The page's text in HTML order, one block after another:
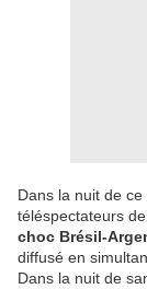
Dans la nuit de
téléspectateurs de
choc Brésil-
diffusé en
Dans la nuit de